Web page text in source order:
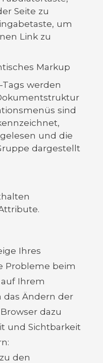
Seite zu
um
Link zu
Markup
werden
sind
und die
dargestellt
Ihres
Probleme beim
Ihrem
das Ändern der
dazu
und Sichtbarkeit
den